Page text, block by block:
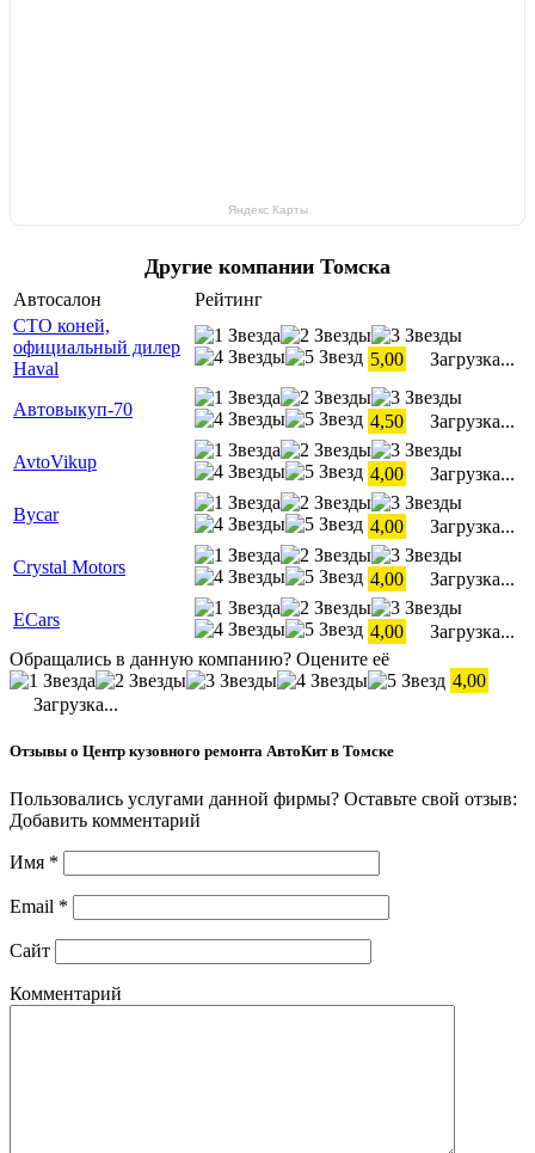
Яндекс Карты
Другие компании Томска
Автосалон
Рейтинг
СТО коней,
официальный дилер
Haval
5,00 Загрузка...
Автовыкуп-70
4,50
Загрузка...
AvtoVikup
4,00
Загрузка...
Bycar
4,00
Загрузка...
Crystal Motors
4,00
Загрузка...
ECars
4,00
Загрузка...
Обращались в данную компанию? Оцените её
4,00
Загрузка...
Отзывы о Центр кузовного ремонта АвтоКит в Томске
Пользовались услугами данной фирмы? Оставьте свой отзыв:
Добавить комментарий
Имя *
Email *
Сайт
Комментарий